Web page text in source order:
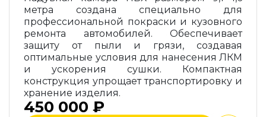
метра создана специально для
профессиональной покраски и кузовного
ремонта автомобилей. Обеспечивает
защиту от пыли и грязи, создавая
оптимальные условия для нанесения ЛКМ
и ускорения сушки. Компактная
конструкция упрощает транспортировку и
хранение изделия.
450 000 ₽